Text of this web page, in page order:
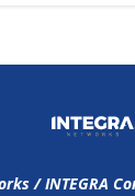
/ INTEGRA